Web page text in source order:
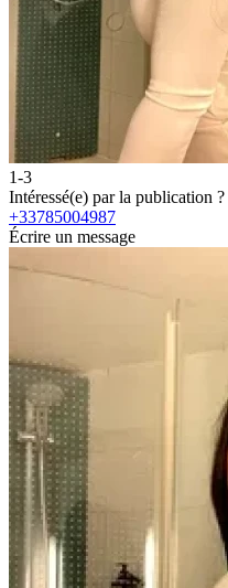
1-3
Intéressé(e) par la publication ?
+33785004987
Écrire un message